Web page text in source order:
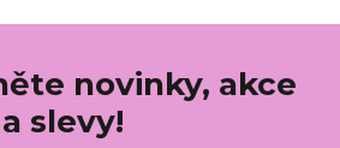
novinky, akce
a slevy!